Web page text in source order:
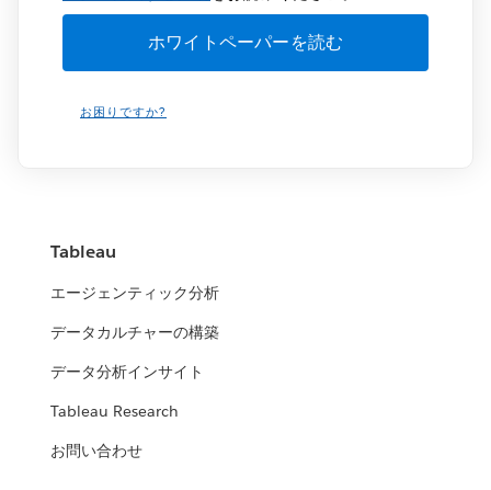
お困りですか?
Tableau
エージェンティック分析
データカルチャーの構築
データ分析インサイト
Tableau Research
お問い合わせ